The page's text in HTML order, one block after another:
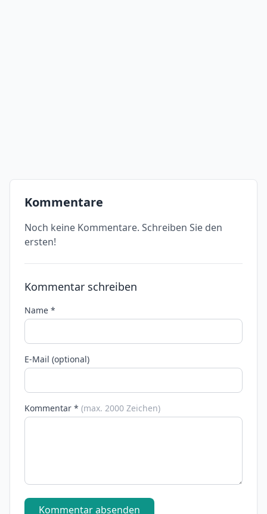
Kommentare
Noch keine Kommentare. Schreiben Sie den
ersten!
Kommentar schreiben
Name *
E-Mail (optional)
Kommentar * (max. 2000 Zeichen)
Kommentar absenden